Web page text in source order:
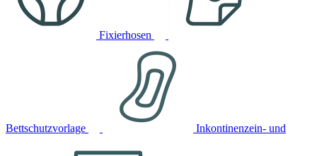
Fixierhosen
Bettschutzvorlage Inkontinenzein- und